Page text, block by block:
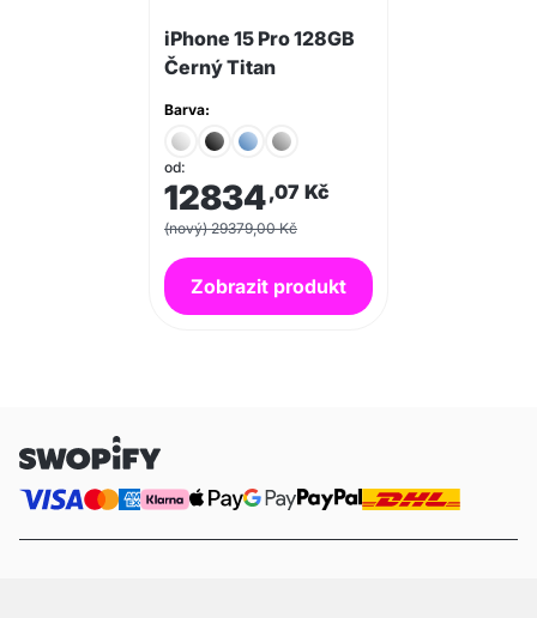
iPhone 15 Pro 128GB
Černý Titan
Barva:
od:
12834,07 Kč
(nový) 29379,00 Kč
Zobrazit produkt